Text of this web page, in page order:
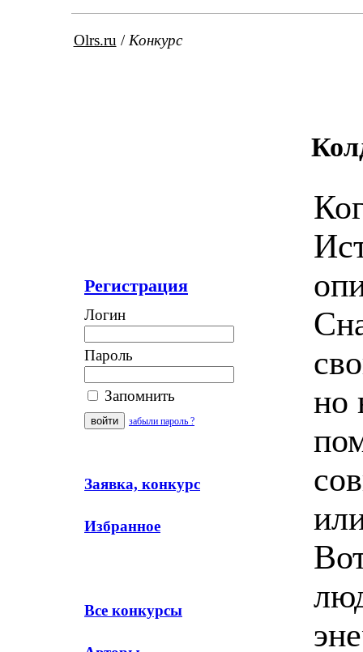
Olrs.ru / Конкурс
Регистрация
Логин
Пароль
Запомнить
забыли пароль ?
Заявка, конкурс
Избранное
Все конкурсы
но